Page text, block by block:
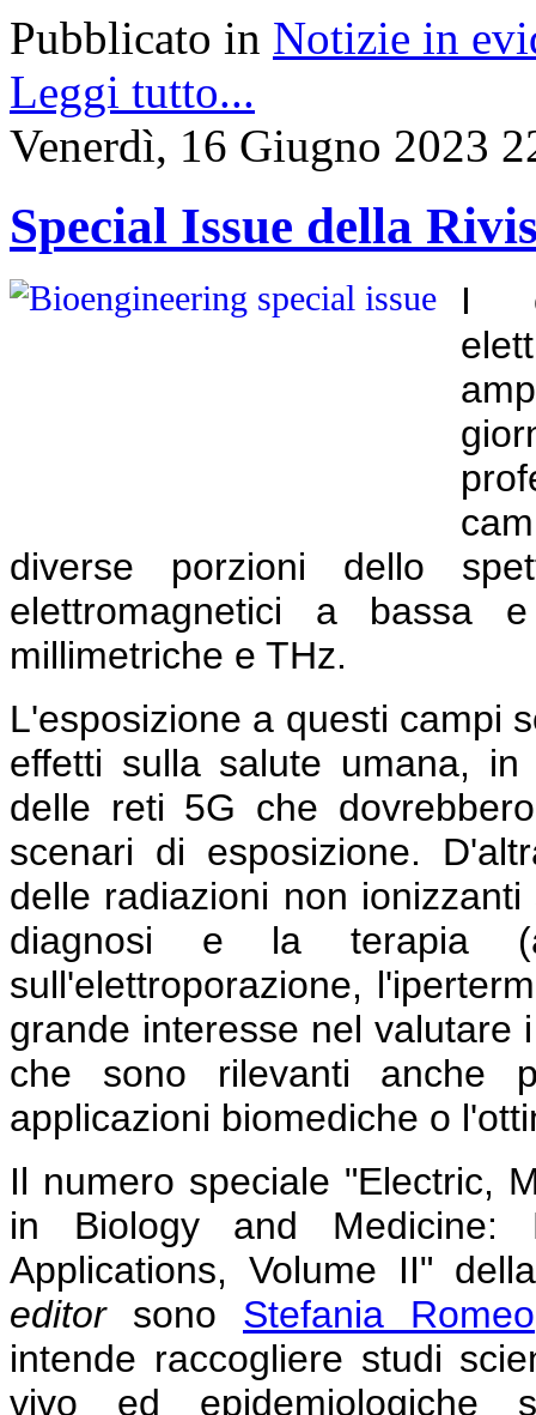
Pubblicato in Notizie in
Leggi tutto...
Venerdì, 16 Giugno 2023
Special Issue della
I
diverse porzioni dello
elettromagnetici a bassa
millimetriche e THz.
L'esposizione a questi campi
effetti sulla salute umana,
delle reti 5G che
scenari di esposizione.
delle radiazioni non
diagnosi e la terapia
sull'elettroporazione,
grande interesse nel valutare
che sono rilevanti anche
applicazioni biomediche o
Il numero speciale "Electric,
in Biology and Medicine:
Applications, Volume II"
editorsono Stefania Romeo
intende raccogliere studi
vivo ed epidemiologiche